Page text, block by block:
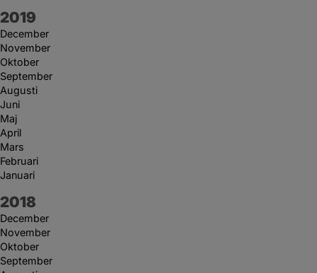
År:
2019
December
November
Oktober
September
Augusti
Juni
Maj
April
Mars
Februari
Januari
År:
2018
December
November
Oktober
September